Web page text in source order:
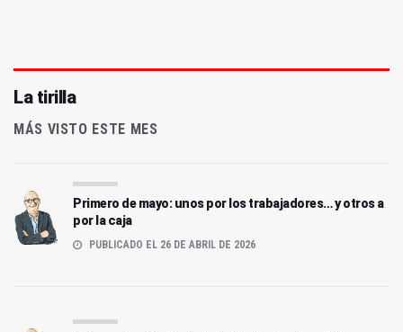
La tirilla
MÁS VISTO ESTE MES
Primero de mayo: unos por los trabajadores… y otros a
por la caja
PUBLICADO EL 26 DE ABRIL DE 2026